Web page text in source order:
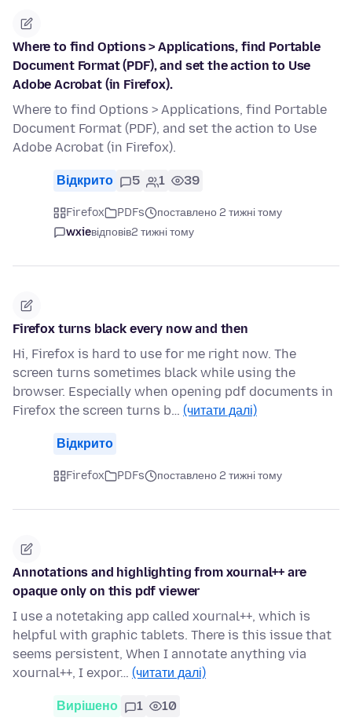
Where to find Options > Applications, find Portable
Document Format (PDF), and set the action to Use
Adobe Acrobat (in Firefox).
Where to find Options > Applications, find Portable
Document Format (PDF), and set the action to Use
Adobe Acrobat (in Firefox).
Відкрито 5 1 39
Firefox PDFs
поставлено 2 тижні тому
wxieвідповів2 тижні тому
Firefox turns black every now and then
Hi, Firefox is hard to use for me right now. The
screen turns sometimes black while using the
browser. Especially when opening pdf documents in
Firefox the screen turns b… (читати далі)
Відкрито
Firefox PDFs поставлено 2 тижні тому
Annotations and highlighting from xournal++ are
opaque only on this pdf viewer
I use a notetaking app called xournal++, which is
helpful with graphic tablets. There is this issue that
seems persistent, When I annotate anything via
xournal++, I expor… (читати далі)
Вирішено 1 10